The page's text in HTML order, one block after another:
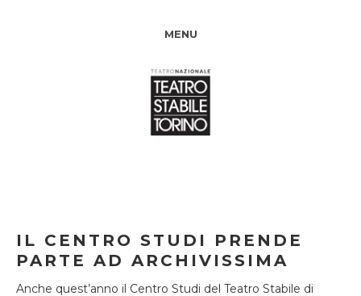
MENU
IL CENTRO STUDI PRENDE
PARTE AD ARCHIVISSIMA
Anche quest’anno il Centro Studi del Teatro Stabile di